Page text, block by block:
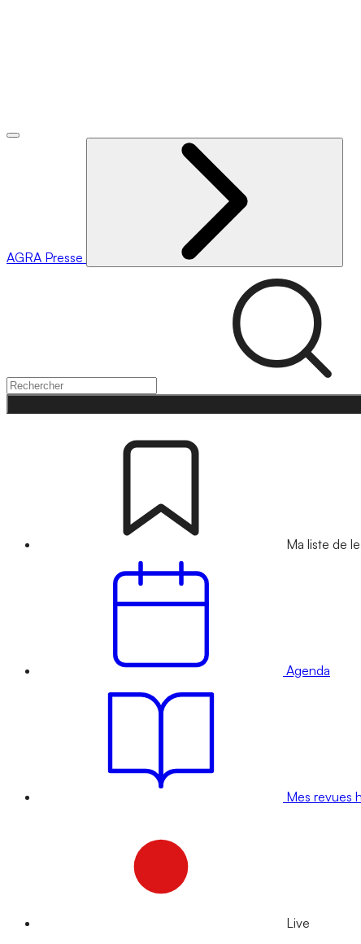
AGRA Presse
Ma liste de
Agenda
Mes revues
Live